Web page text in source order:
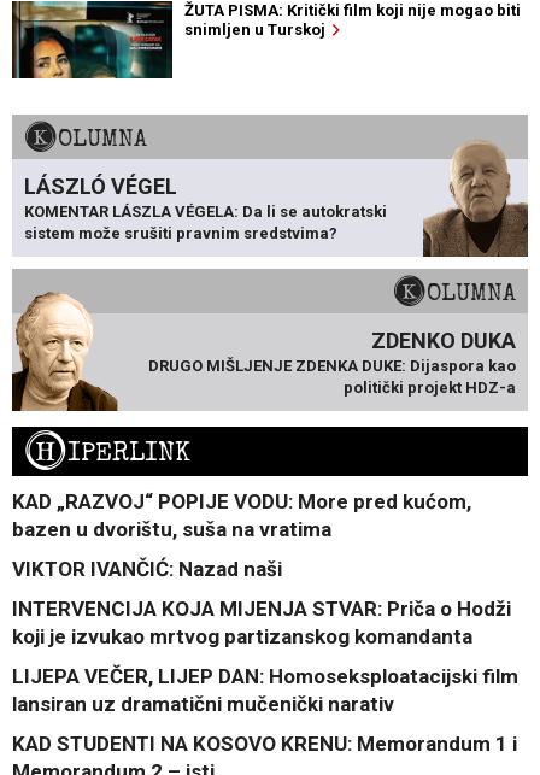
ŽUTA PISMA: Kritički film koji nije mogao biti
snimljen u Turskoj
KOLUMNA
LÁSZLÓ VÉGEL
KOMENTAR LÁSZLA VÉGELA: Da li se autokratski
sistem može srušiti pravnim sredstvima?
KOLUMNA
ZDENKO DUKA
DRUGO MIŠLJENJE ZDENKA DUKE: Dijaspora kao
politički projekt HDZ-a
HIPERLINK
KAD „RAZVOJ“ POPIJE VODU: More pred kućom,
bazen u dvorištu, suša na vratima
VIKTOR IVANČIĆ: Nazad naši
INTERVENCIJA KOJA MIJENJA STVAR: Priča o Hodži
koji je izvukao mrtvog partizanskog komandanta
LIJEPA VEČER, LIJEP DAN: Homoseksploatacijski film
lansiran uz dramatični mučenički narativ
KAD STUDENTI NA KOSOVO KRENU: Memorandum 1 i